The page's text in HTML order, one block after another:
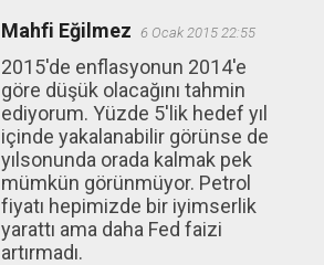
Mahfi Eğilmez 6 Ocak 2015 22:55
2015'de enflasyonun 2014'e
göre düşük olacağını tahmin
ediyorum. Yüzde 5'lik hedef yıl
içinde yakalanabilir görünse de
yılsonunda orada kalmak pek
mümkün görünmüyor. Petrol
fiyatı hepimizde bir iyimserlik
yarattı ama daha Fed faizi
artırmadı.